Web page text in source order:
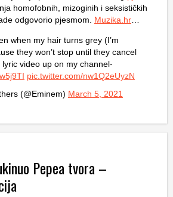
homofobnih, mizoginih i seksističkih
odgovorio pjesmom. Muzika.hr…
when my hair turns grey (I’m
they won’t stop until they cancel
lyric video up on my channel-
pic.twitter.com/nw1Q2eUyzN
(@Eminem) March 5, 2021
Pepea tvora –